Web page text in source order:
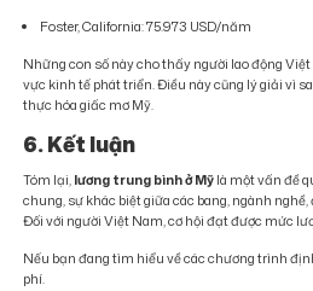
Foster, California: 75.973 USD/năm
Những con số này cho thấy người lao động
vực kinh tế phát triển. Điều này cũng lý giải vì
thực hóa giấc mơ Mỹ.
6. Kết luận
Tóm lại, lương trung bình ở Mỹ là một vấn đề
chung, sự khác biệt giữa các bang, ngành
Đối với người Việt Nam, cơ hội đạt được mức
Nếu bạn đang tìm hiểu về các chương trình
phí.